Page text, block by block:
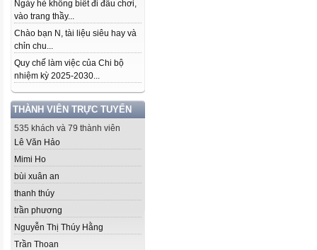
Ngày hè không biết đi đâu chơi,
vào trang thầy...
Chào bạn N, tài liệu siêu hay và
chỉn chu...
Quy chế làm việc của Chi bộ
nhiệm kỳ 2025-2030...
THÀNH VIÊN TRỰC TUYẾN
535 khách và 79 thành viên
Lê Văn Hảo
Mimi Ho
bùi xuân an
thanh thúy
trần phương
Nguyễn Thị Thúy Hằng
Trần Thoan